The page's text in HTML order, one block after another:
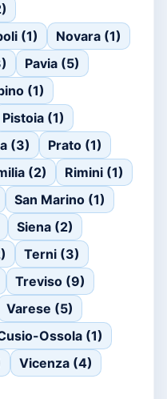
(1)
Novara (1)
Pavia (5)
(1)
Pistoia (1)
(3)
Prato (1)
(2)
Rimini (1)
San Marino (1)
Siena (2)
Terni (3)
Treviso (9)
Varese (5)
Ossola (1)
Vicenza (4)